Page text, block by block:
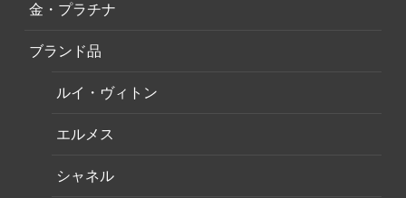
金・プラチナ
ブランド品
ルイ・ヴィトン
エルメス
シャネル